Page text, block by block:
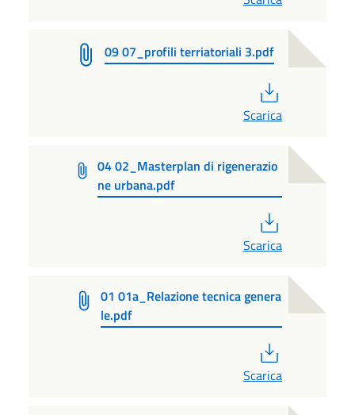
09 07_profili terriatoriali 3.pdf
Scarica
04 02_Masterplan di rigenerazio
ne urbana.pdf
Scarica
01 01a_Relazione tecnica genera
le.pdf
Scarica